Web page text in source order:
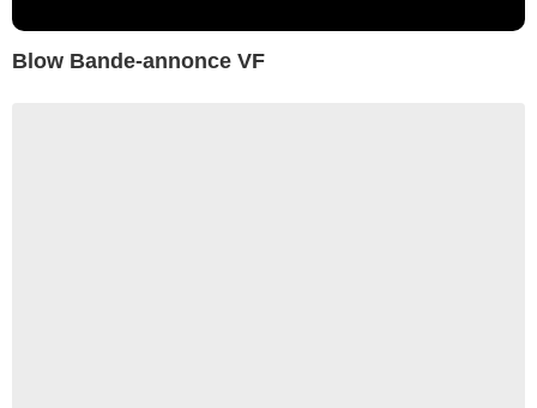
Blow Bande-annonce VF